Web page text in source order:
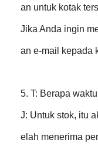
an untuk kotak
Jika Anda ingin
an e-mail kepada
5. T: Berapa
J: Untuk stok, itu
elah menerima